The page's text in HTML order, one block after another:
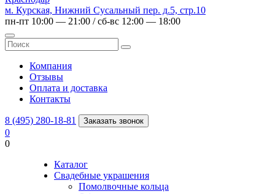
м. Курская, Нижний Сусальный пер. д.5, стр.10
пн-пт 10:00 — 21:00 / сб-вс 12:00 — 18:00
Компания
Отзывы
Оплата и доставка
Контакты
8 (495) 280-18-81 Заказать звонок
0
0
Каталог
Свадебные украшения
Помолвочные кольца